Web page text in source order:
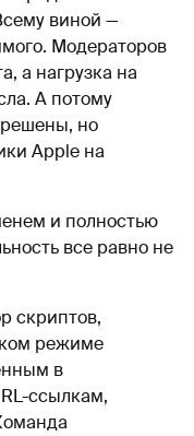
виной —
Модераторов
а нагрузка на
А потому
но
Apple на
и полностью
все равно не
скриптов,
режиме
в
ссылкам,